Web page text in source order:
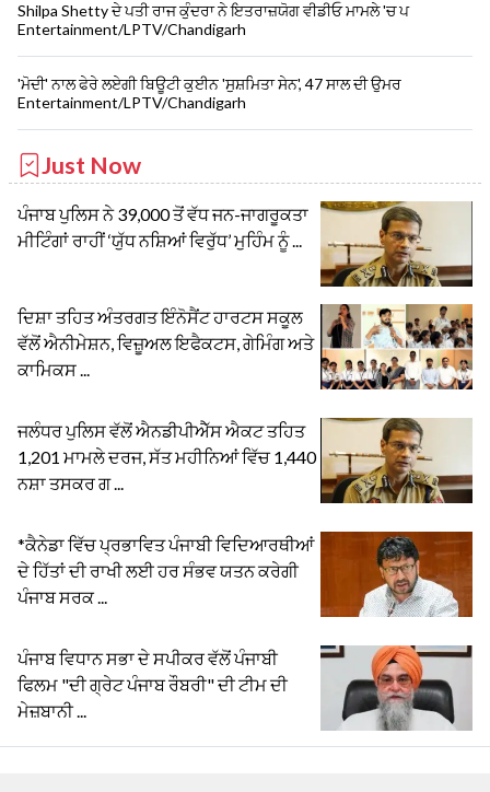
Shilpa Shetty ਦੇ ਪਤੀ ਰਾਜ ਕੁੰਦਰਾ ਨੇ ਇਤਰਾਜ਼ਯੋਗ ਵੀਡੀਓ ਮਾਮਲੇ 'ਚ ਪ
Entertainment/LPTV/Chandigarh
'ਮੋਦੀ' ਨਾਲ ਫੇਰੇ ਲਏਗੀ ਬਿਊਟੀ ਕੁਈਨ 'ਸੁਸ਼ਮਿਤਾ ਸੇਨ', 47 ਸਾਲ ਦੀ ਉਮਰ
Entertainment/LPTV/Chandigarh
Just Now
ਪੰਜਾਬ ਪੁਲਿਸ ਨੇ 39,000 ਤੋਂ ਵੱਧ ਜਨ-ਜਾਗਰੂਕਤਾ
ਮੀਟਿੰਗਾਂ ਰਾਹੀਂ ‘ਯੁੱਧ ਨਸ਼ਿਆਂ ਵਿਰੁੱਧ’ ਮੁਹਿੰਮ ਨੂੰ ...
ਦਿਸ਼ਾ ਤਹਿਤ ਅੰਤਰਗਤ ਇੰਨੋਸੈਂਟ ਹਾਰਟਸ ਸਕੂਲ
ਵੱਲੋਂ ਐਨੀਮੇਸ਼ਨ, ਵਿਜ਼ੂਅਲ ਇਫੈਕਟਸ, ਗੇਮਿੰਗ ਅਤੇ
ਕਾਮਿਕਸ ...
ਜਲੰਧਰ ਪੁਲਿਸ ਵੱਲੋਂ ਐਨਡੀਪੀਐੱਸ ਐਕਟ ਤਹਿਤ
1,201 ਮਾਮਲੇ ਦਰਜ, ਸੱਤ ਮਹੀਨਿਆਂ ਵਿੱਚ 1,440
ਨਸ਼ਾ ਤਸਕਰ ਗ ...
*ਕੈਨੇਡਾ ਵਿੱਚ ਪ੍ਰਭਾਵਿਤ ਪੰਜਾਬੀ ਵਿਦਿਆਰਥੀਆਂ
ਦੇ ਹਿੱਤਾਂ ਦੀ ਰਾਖੀ ਲਈ ਹਰ ਸੰਭਵ ਯਤਨ ਕਰੇਗੀ
ਪੰਜਾਬ ਸਰਕ ...
ਪੰਜਾਬ ਵਿਧਾਨ ਸਭਾ ਦੇ ਸਪੀਕਰ ਵੱਲੋਂ ਪੰਜਾਬੀ
ਫਿਲਮ "ਦੀ ਗ੍ਰੇਟ ਪੰਜਾਬ ਰੌਬਰੀ" ਦੀ ਟੀਮ ਦੀ
ਮੇਜ਼ਬਾਨੀ ...